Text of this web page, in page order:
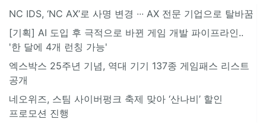
NC IDS, ‘NC AX’로 사명 변경 ∙∙∙ AX 전문 기업으로 탈바꿈
[기획] AI 도입 후 극적으로 바뀐 게임 개발 파이프라인..
'한 달에 4개 런칭 가능'
엑스박스 25주년 기념, 역대 기기 137종 게임패스 리스트
공개
네오위즈, 스팀 사이버펑크 축제 맞아 ‘산나비’ 할인
프로모션 진행